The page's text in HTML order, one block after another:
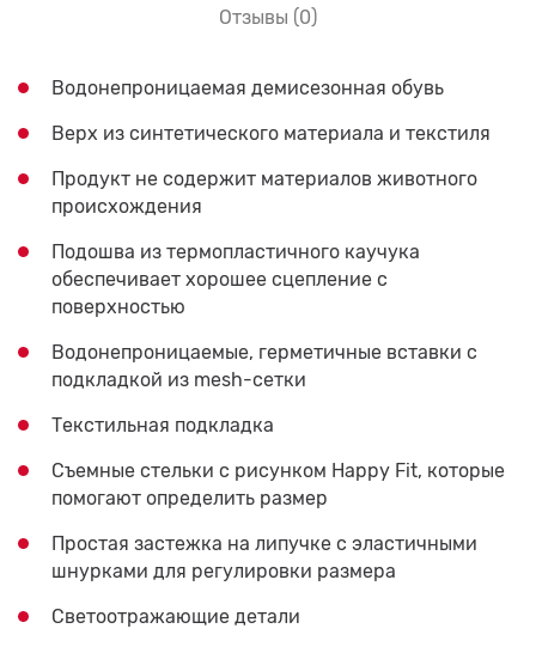
Отзывы (0)
Водонепроницаемая демисезонная обувь
Верх из синтетического материала и текстиля
Продукт не содержит материалов животного
происхождения
Подошва из термопластичного каучука
обеспечивает хорошее сцепление с
поверхностью
Водонепроницаемые, герметичные вставки с
подкладкой из mesh-сетки
Текстильная подкладка
Съемные стельки с рисунком Happy Fit, которые
помогают определить размер
Простая застежка на липучке с эластичными
шнурками для регулировки размера
Светоотражающие детали